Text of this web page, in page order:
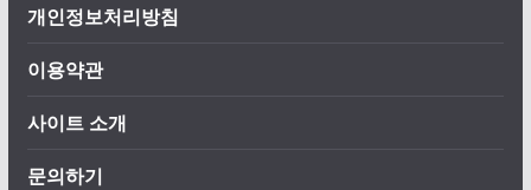
개인정보처리방침
이용약관
사이트 소개
문의하기